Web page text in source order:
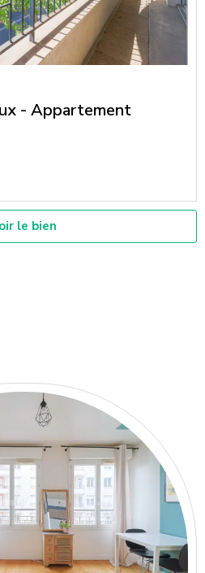
- Appartement
le bien